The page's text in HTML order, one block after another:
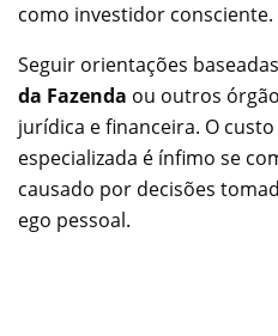
como investidor consciente.
Seguir orientações
da Fazenda ou outros
jurídica e financeira. O
especializada é ínfimo se
causado por decisões
ego pessoal.